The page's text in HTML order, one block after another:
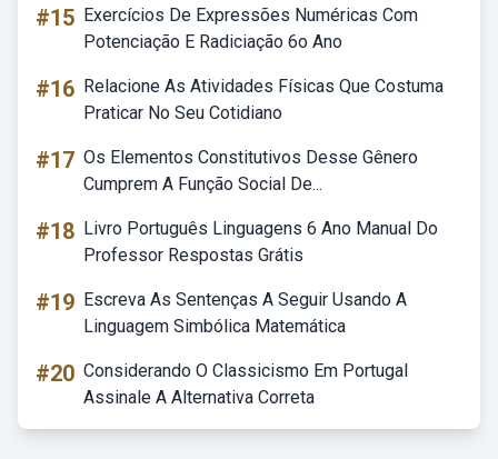
#15 Exercícios De Expressões Numéricas Com
Potenciação E Radiciação 6o Ano
#16 Relacione As Atividades Físicas Que Costuma
Praticar No Seu Cotidiano
#17 Os Elementos Constitutivos Desse Gênero
Cumprem A Função Social De...
#18 Livro Português Linguagens 6 Ano Manual Do
Professor Respostas Grátis
#19 Escreva As Sentenças A Seguir Usando A
Linguagem Simbólica Matemática
#20 Considerando O Classicismo Em Portugal
Assinale A Alternativa Correta